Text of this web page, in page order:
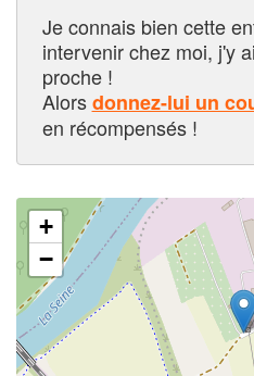
Je connais bien cette
intervenir chez moi, j'y
proche !
Alorsdonnez-lui un
en récompensés !
+
−